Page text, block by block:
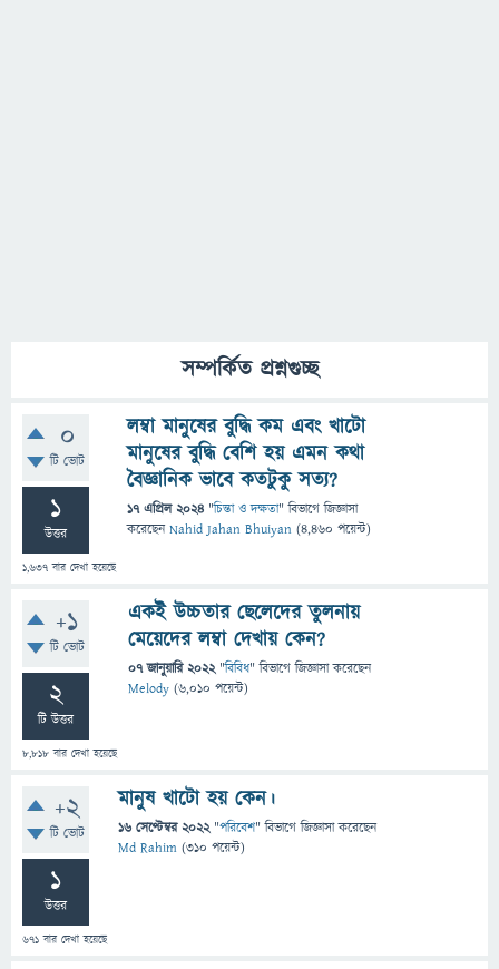
সম্পর্কিত প্রশ্নগুচ্ছ
0
টি ভোট
1
উত্তর
1,637 বার দেখা হয়েছে
লম্বা মানুষের বুদ্ধি কম এবং খাটো
মানুষের বুদ্ধি বেশি হয় এমন কথা
বৈজ্ঞানিক ভাবে কতটুকু সত্য?
17 এপ্রিল 2024 "চিন্তা ও দক্ষতা" বিভাগে জিজ্ঞাসা
করেছেনNahid Jahan Bhuiyan (4,460 পয়েন্ট)
+1
টি ভোট
2
টি উত্তর
8,818 বার দেখা হয়েছে
একই উচ্চতার ছেলেদের তুলনায়
মেয়েদের লম্বা দেখায় কেন?
07 জানুয়ারি 2022 "বিবিধ" বিভাগে জিজ্ঞাসাকরেছেন
Melody (6,010 পয়েন্ট)
+2
টি ভোট
1
উত্তর
671 বার দেখা হয়েছে
মানুষ খাটো হয় কেন।
16 সেপ্টেম্বর 2022 "পরিবেশ" বিভাগে জিজ্ঞাসাকরেছেন
Md Rahim (310 পয়েন্ট)